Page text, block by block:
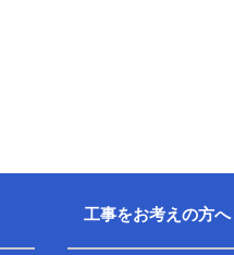
工事をお考えの方へ